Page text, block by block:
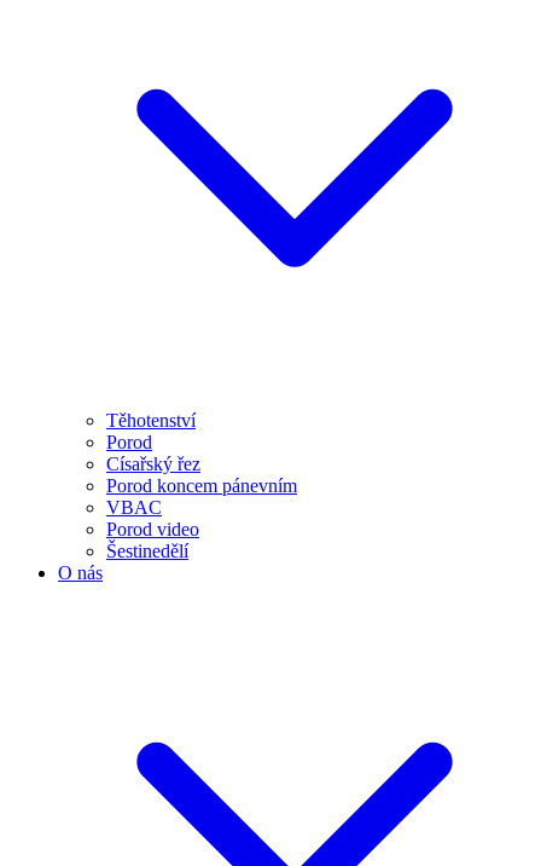
Těhotenství
Porod
Císařský řez
Porod koncem pánevním
VBAC
Porod video
Šestinedělí
O nás